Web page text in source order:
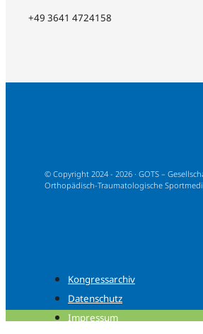
+49 3641 4724158
© Copyright 2024 - 2026 · GOTS –
Orthopädisch-Traumatologische
Kongressarchiv
Datenschutz
Impressum